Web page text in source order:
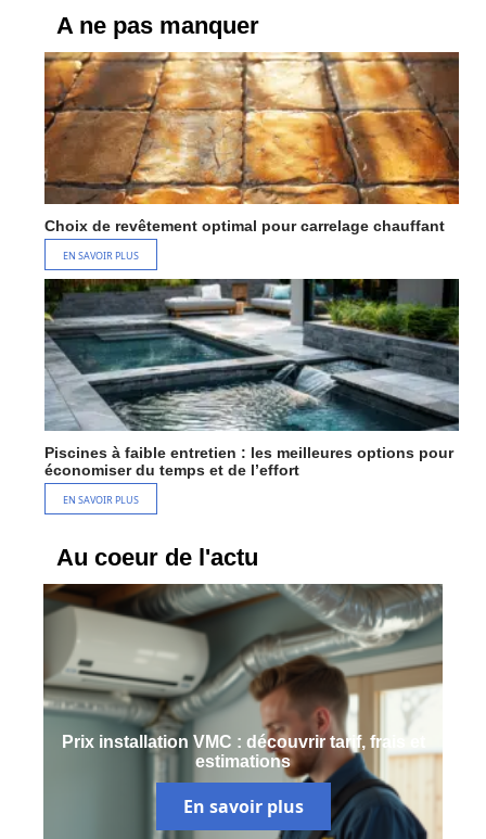
A ne pas manquer
Choix de revêtement optimal pour carrelage chauffant
EN SAVOIR PLUS
Piscines à faible entretien : les meilleures options pour
économiser du temps et de l’effort
EN SAVOIR PLUS
Au coeur de l'actu
Prix installation VMC : découvrir tarif, frais et
estimations
En savoir plus